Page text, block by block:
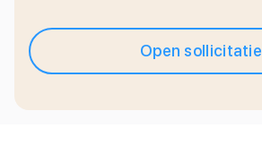
Open sollicitatie